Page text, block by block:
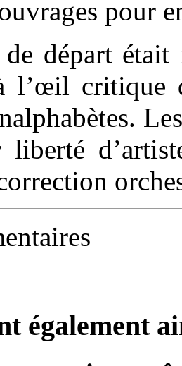
pour
départ
l’œil critique
également